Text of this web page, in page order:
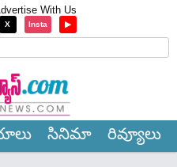
With Us
X Insta ▶
సినిమా రివ్యూలు